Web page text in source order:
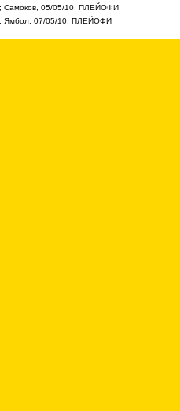
; Самоков, 05/05/10, ПЛЕЙОФИ
; Ямбол, 07/05/10, ПЛЕЙОФИ